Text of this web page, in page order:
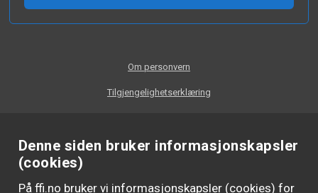
Denne siden bruker informasjonskapsler
(cookies)
På ffi.no bruker vi informasjonskapsler (cookies) for
Om personvern
Tilgjengelighetserklæring